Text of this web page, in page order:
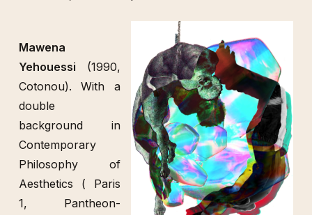
Mawena
Yehouessi (1990,
Cotonou). With a
double
background in
Contemporary
Philosophy of
Aesthetics ( Paris
1, Pantheon-